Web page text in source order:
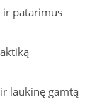
ir patarimus
laukinę gamtą